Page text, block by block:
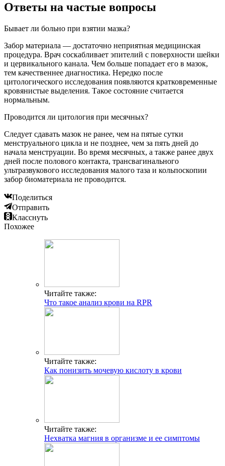
Ответы на частые вопросы
Бывает ли больно при взятии мазка?
Забор материала — достаточно неприятная медицинская
процедура. Врач соскабливает эпителий с поверхности шейки
и цервикального канала. Чем больше попадает его в мазок,
тем качественнее диагностика. Нередко после
цитологического исследования появляются кратковременные
кровянистые выделения. Такое состояние считается
нормальным.
Проводится ли цитология при месячных?
Следует сдавать мазок не ранее, чем на пятые сутки
менструального цикла и не позднее, чем за пять дней до
начала менструации. Во время месячных, а также ранее двух
дней после полового контакта, трансвагинального
ультразвукового исследования малого таза и кольпоскопии
забор биоматериала не проводится.
Поделиться
Отправить
Класснуть
Похожее
Читайте также:
Что такое анализ крови на RPR
Читайте также:
Как понизить мочевую кислоту в крови
Читайте также:
Нехватка магния в организме и ее симптомы